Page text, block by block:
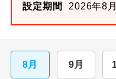
設定期間
2026年8
8月 9月